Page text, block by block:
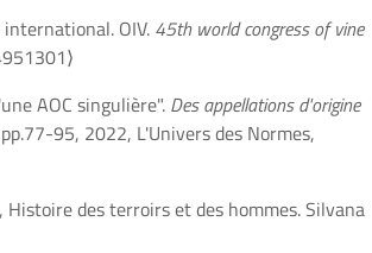
OIV. 45th world congress of vine
AOC singulière". Des appellations d'origine
95, 2022, L'Univers des Normes,
Histoire des terroirs et des hommes. Silvana